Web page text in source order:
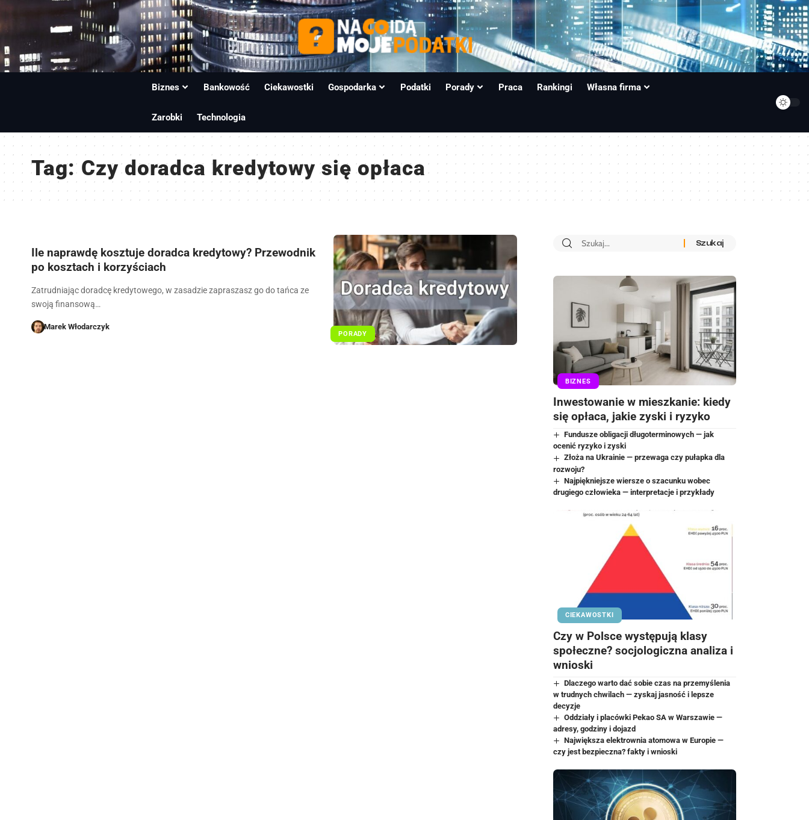
Biznes Bankowość Ciekawostki Gospodarka Podatki Porady Praca Rankingi Własna firma
Zarobki Technologia
Tag:Czy doradca kredytowy się opłaca
PORADY
Ile naprawdę kosztuje doradca kredytowy? Przewodnik
po kosztach i korzyściach
Zatrudniając doradcę kredytowego, w zasadzie zapraszasz go do tańca ze
swoją finansową…
Marek Włodarczyk
BIZNES
Inwestowanie w mieszkanie: kiedy
się opłaca, jakie zyski i ryzyko
Fundusze obligacji długoterminowych — jak
ocenić ryzyko i zyski
Złoża na Ukrainie — przewaga czy pułapka dla
rozwoju?
Najpiękniejsze wiersze o szacunku wobec
drugiego człowieka — interpretacje i przykłady
CIEKAWOSTKI
Czy w Polsce występują klasy
społeczne? socjologiczna analiza i
wnioski
Dlaczego warto dać sobie czas na przemyślenia
w trudnych chwilach — zyskaj jasność i lepsze
decyzje
Oddziały i placówki Pekao SA w Warszawie —
adresy, godziny i dojazd
Największa elektrownia atomowa w Europie —
czy jest bezpieczna? fakty i wnioski